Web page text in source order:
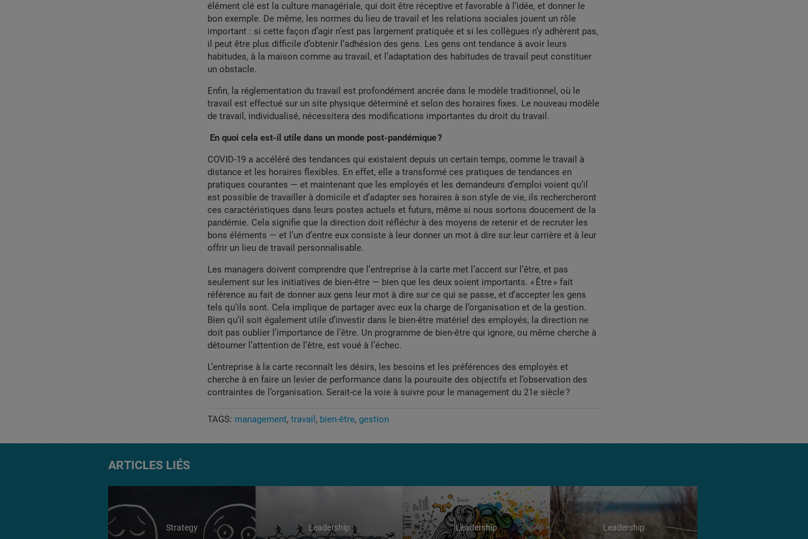
élément clé est la culture managériale, qui doit être réceptive et favorable à l’idée, et donner le
bon exemple. De même, les normes du lieu de travail et les relations sociales jouent un rôle
important : si cette façon d’agir n’est pas largement pratiquée et si les collègues n’y adhèrent pas,
il peut être plus difficile d’obtenir l’adhésion des gens. Les gens ont tendance à avoir leurs
habitudes, à la maison comme au travail, et l’adaptation des habitudes de travail peut constituer
un obstacle.
Enfin, la réglementation du travail est profondément ancrée dans le modèle traditionnel, où le
travail est effectué sur un site physique déterminé et selon des horaires fixes. Le nouveau modèle
de travail, individualisé, nécessitera des modifications importantes du droit du travail.
En quoi cela est-il utile dans un monde post-pandémique ?
COVID-19 a accéléré des tendances qui existaient depuis un certain temps, comme le travail à
distance et les horaires flexibles. En effet, elle a transformé ces pratiques de tendances en
pratiques courantes — et maintenant que les employés et les demandeurs d’emploi voient qu’il
est possible de travailler à domicile et d’adapter ses horaires à son style de vie, ils rechercheront
ces caractéristiques dans leurs postes actuels et futurs, même si nous sortons doucement de la
pandémie. Cela signifie que la direction doit réfléchir à des moyens de retenir et de recruter les
bons éléments — et l’un d’entre eux consiste à leur donner un mot à dire sur leur carrière et à leur
offrir un lieu de travail personnalisable.
Les managers doivent comprendre que l’entreprise à la carte met l’accent sur l’être, et pas
seulement sur les initiatives de bien-être — bien que les deux soient importants. « Être » fait
référence au fait de donner aux gens leur mot à dire sur ce qui se passe, et d’accepter les gens
tels qu’ils sont. Cela implique de partager avec eux la charge de l’organisation et de la gestion.
Bien qu’il soit également utile d’investir dans le bien-être matériel des employés, la direction ne
doit pas oublier l’importance de l’être. Un programme de bien-être qui ignore, ou même cherche à
détourner l’attention de l’être, est voué à l’échec.
L’entreprise à la carte reconnaît les désirs, les besoins et les préférences des employés et
cherche à en faire un levier de performance dans la poursuite des objectifs et l’observation des
contraintes de l’organisation. Serait-ce la voie à suivre pour le management du 21e siècle ?
TAGS: management travail bien-être gestion
ARTICLES LIÉS
Strategy Leadership Leadership Leadership